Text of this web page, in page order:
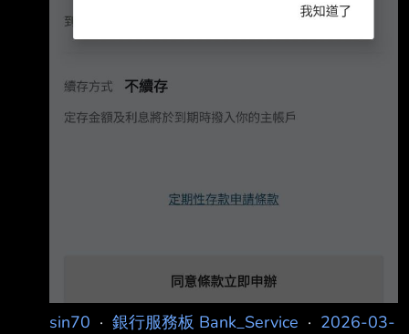
sin70 · 銀行服務板 Bank_Service · 2026-03-